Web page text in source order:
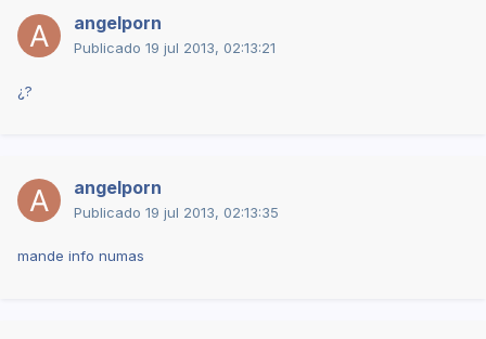
angelporn
Publicado 19 jul 2013, 02:13:21
¿?
angelporn
Publicado 19 jul 2013, 02:13:35
mande info numas